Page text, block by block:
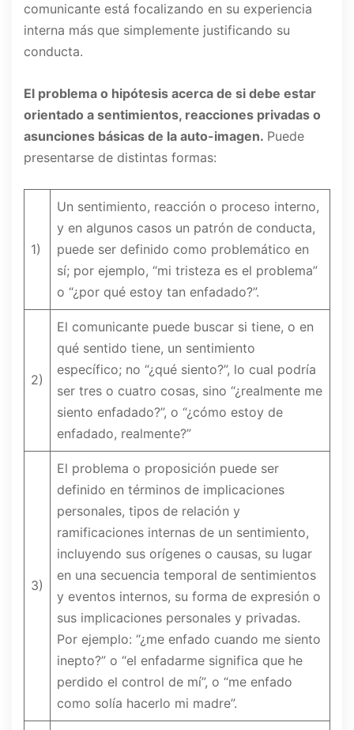
comunicante está focalizando en su experiencia
interna más que simplemente justificando su
conducta.
El problema o hipótesis acerca de si debe estar
orientado a sentimientos, reacciones privadas o
asunciones básicas de la auto-imagen. Puede
presentarse de distintas formas:
1)
Un sentimiento, reacción o proceso interno,
y en algunos casos un patrón de conducta,
puede ser definido como problemático en
sí; por ejemplo, “mi tristeza es el problema”
o “¿por qué estoy tan enfadado?”.
2)
El comunicante puede buscar si tiene, o en
qué sentido tiene, un sentimiento
específico; no “¿qué siento?”, lo cual podría
ser tres o cuatro cosas, sino “¿realmente me
siento enfadado?”, o “¿cómo estoy de
enfadado, realmente?”
3)
El problema o proposición puede ser
definido en términos de implicaciones
personales, tipos de relación y
ramificaciones internas de un sentimiento,
incluyendo sus orígenes o causas, su lugar
en una secuencia temporal de sentimientos
y eventos internos, su forma de expresión o
sus implicaciones personales y privadas.
Por ejemplo: “¿me enfado cuando me siento
inepto?” o “el enfadarme significa que he
perdido el control de mí”, o “me enfado
como solía hacerlo mi madre”.